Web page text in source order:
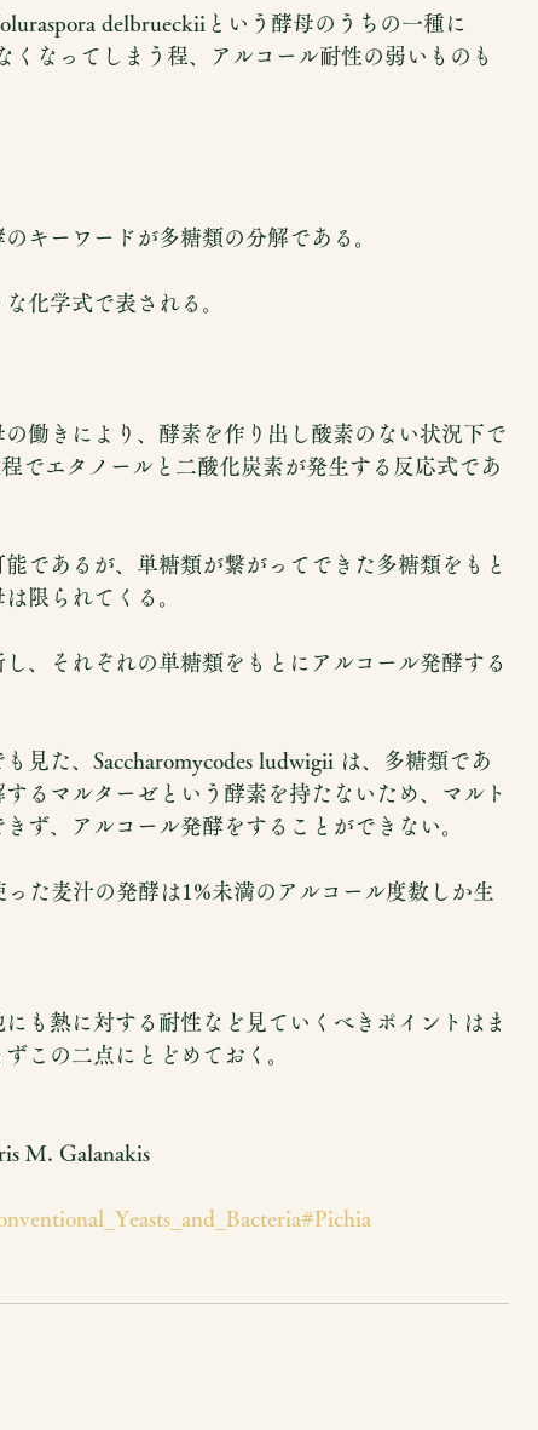
delbrueckiiという酵母のうちの一種に
くなってしまう程、アルコール耐性の弱いものも
キーワードが多糖類の分解である。
化学式で表される。
働きにより、酵素を作り出し酸素のない状況下で
でエタノールと二酸化炭素が発生する反応式であ
であるが、単糖類が繋がってできた多糖類をもと
限られてくる。
、それぞれの単糖類をもとにアルコール発酵する
も見た、Saccharomycodes ludwigii は、多糖類であ
るマルターゼという酵素を持たないため、マルト
ず、アルコール発酵をすることができない。
った麦汁の発酵は1%未満のアルコール度数しか生
も熱に対する耐性など見ていくべきポイントはま
この二点にとどめておく。
M. Galanakis